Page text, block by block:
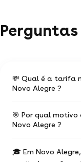
💸 Qual é a tarifa
Novo Alegre ?
O valor médio
Alegre é de R$
🎯 Por qual
Novo Alegre ?
Ter aulas com
🎓 Em Novo